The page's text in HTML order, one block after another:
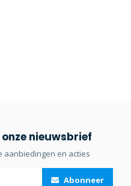
nieuwsbrief
aanbiedingen en acties
Abonneer